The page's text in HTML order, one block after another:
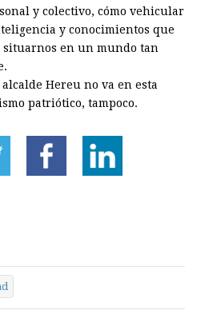
y colectivo, cómo vehicular
y conocimientos que
situarnos en un mundo tan
Hereu no va en esta
patriótico, tampoco.